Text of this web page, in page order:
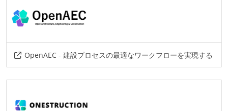
その他
github-actions
OpenAEC - 建設プロセスの最適なワークフローを実現する